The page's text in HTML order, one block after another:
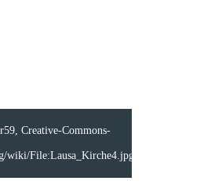
Creative-Commons-
wiki/File:Lausa_Kirche4.jpg)